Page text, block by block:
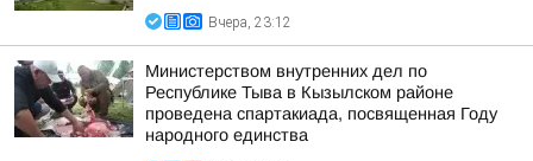
Вчера, 23:12
Министерством внутренних дел по
Республике Тыва в Кызылском районе
проведена спартакиада, посвященная Году
народного единства